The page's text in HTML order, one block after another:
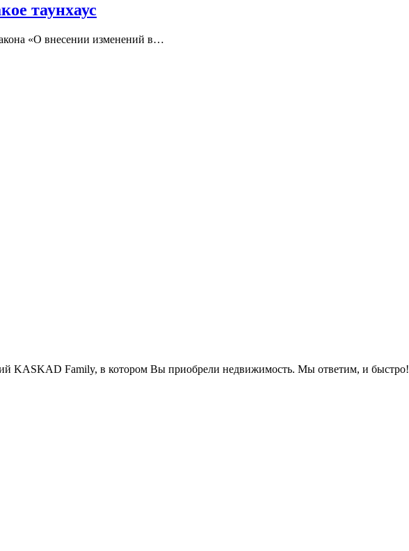
таунхаус
«О внесении изменений в…
KASKAD Family, в котором Вы приобрели недвижимость. Мы ответим, и быстро!